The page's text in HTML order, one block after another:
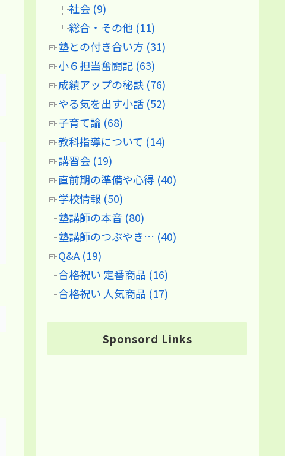
社会 (9)
総合・その他 (11)
塾との付き合い方 (31)
小６担当奮闘記 (63)
成績アップの秘訣 (76)
やる気を出す小話 (52)
子育て論 (68)
教科指導について (14)
講習会 (19)
直前期の準備や心得 (40)
学校情報 (50)
塾講師の本音 (80)
塾講師のつぶやき… (40)
Q&A (19)
合格祝い 定番商品 (16)
合格祝い 人気商品 (17)
Sponsord Links